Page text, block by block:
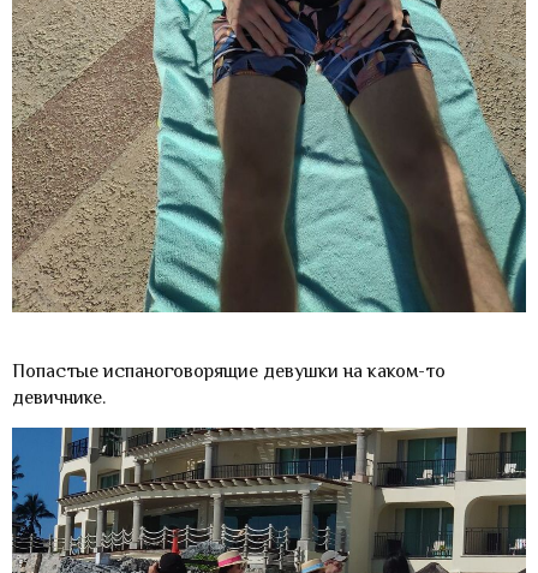
Попастые испаноговорящие девушки на каком-то
девичнике.